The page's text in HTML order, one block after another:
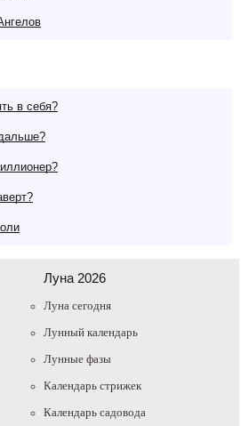
в себя?
Луна 2026
Луна сегодня
Лунный календарь
Лунные фазы
Календарь стрижек
Календарь садовода